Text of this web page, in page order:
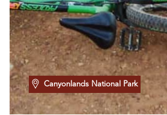
Canyonlands National Park